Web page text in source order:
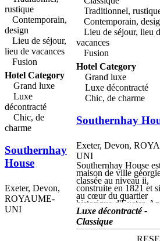
les chambres varient
et en spécifications,
elles sont toutes
et entièrement équipées
tout le confort
South Sands abrite le
restaurant au bord de la
plage, où clients et
peuvent savourer une
britannique
préparée avec les
produits locaux
sud du Devon et de
pays, ainsi que de la
restaurant dispose de
vitrées s'ouvrant sur
offrant une vue
sur l'estuaire.
rustique
Contemporain,
design
Lieu de séjour,
lieu de vacances
Fusion
Hotel Category
Grand luxe
Luxe
décontracté
Chic, de
charme
Southernhay
House
Exeter, Devon,
ROYAUME-
UNI
Traditionnel,
Contemporain,
Lieu de séjour, lieu
vacances
Fusion
Hotel Category
Grand luxe
Luxe décontracté
Chic, de charme
Southernhay
Exeter, Devon,
UNI
Southernhay House
maison de ville
classée au niveau ii,
construite en 1821 et
au cœur du quartier
historique d'Exeter.
une rénovation
minutieuse, cette
propriété a été
un hôtel de luxe,
Luxe décontracté -
Classique